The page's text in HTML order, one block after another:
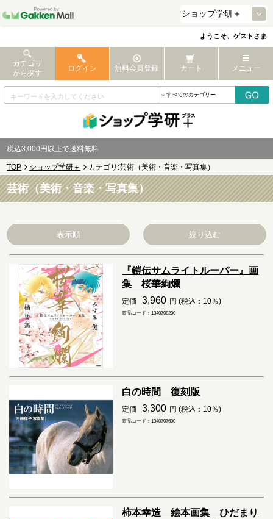
ようこそ、ゲストさま
カテゴリ
から探す
ログイン 無料会員登録 カート メニュー
税込3,000円以上で送料無料
TOP ショップ学研＋ カテゴリ:芸術（美術・音楽・写真集）
芸術（美術・音楽・写真集）
表示順 絞り込む
『鎧伝サムライトルーパー』画
集 桜華絢爛
定価 3,960 円 (税込：10％)
商品コード：1340708200
白の時間 復刻版
定価 3,300 円 (税込：10％)
商品コード：1340707600
柿本幸造 絵本画集 ひだまり